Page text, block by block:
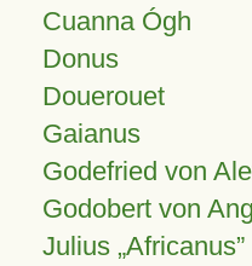
Cuanna Ógh
Donus
Douerouet
Gaianus
Godefried von
Godobert von
Julius Africanus